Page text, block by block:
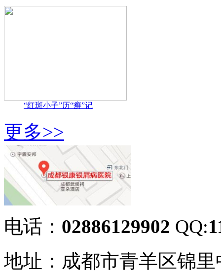
“红斑小子”历“癣”记
更多>>
电话： 02886129902 QQ:
地址：成都市青羊区锦里